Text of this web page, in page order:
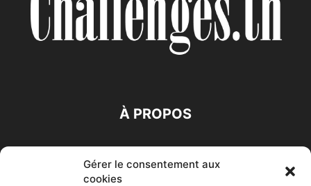
Gérer le consentement aux
cookies
À PROPOS